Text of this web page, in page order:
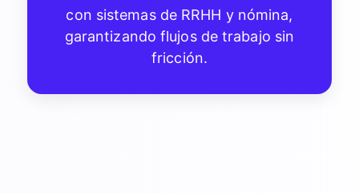
con sistemas de RRHH y nómina,
garantizando flujos de trabajo sin
fricción.